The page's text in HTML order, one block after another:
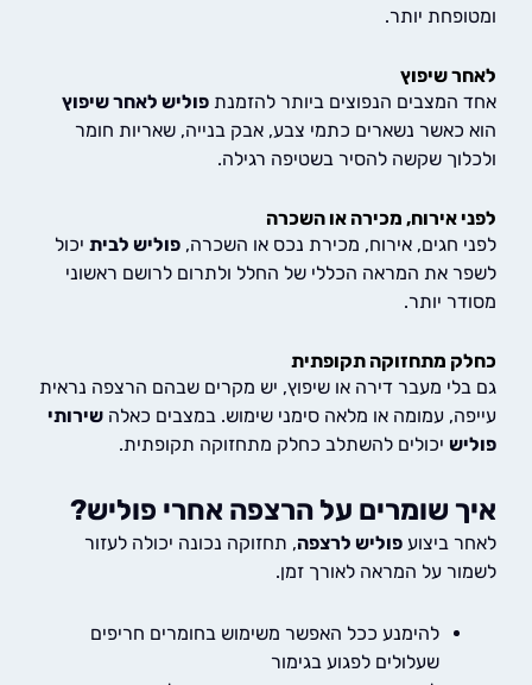
יותר.
שיפוץ
הנפוצים ביותר להזמנת פוליש לאחר שיפוץ
נשארים כתמי צבע, אבק בנייה, שאריות חומר
שקשה להסיר בשטיפה רגילה.
אירוח, מכירה או השכרה
חגים, אירוח, מכירת נכס או השכרה, פוליש לביתיכול
את המראה הכללי של החלל ולתרום לרושם ראשוני
יותר.
מתחזוקה תקופתית
מעבר דירה או שיפוץ, יש מקרים שבהם הרצפה נראית
עמומה או מלאה סימני שימוש. במצבים כאלהשירותי
יכולים להשתלב כחלק מתחזוקה תקופתית.
שומרים על הרצפה אחרי פוליש?
ביצועפוליש לרצפה, תחזוקה נכונה יכולה לעזור
על המראה לאורך זמן.
להימנע ככל האפשר משימוש בחומרים חריפים
שעלולים לפגוע בגימור